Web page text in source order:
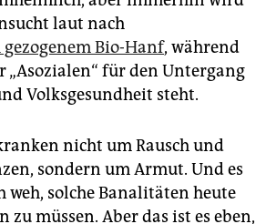
laut nach
Bio-Hanf, während
„Asozialen“ für den Untergang
Volksgesundheit steht.
nicht um Rausch und
sondern um Armut. Und es
solche Banalitäten heute
zu müssen. Aber das ist es eben,